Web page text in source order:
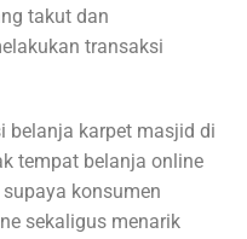
takut dan
transaksi
belanja karpet masjid di
tempat belanja online
konsumen
sekaligus menarik